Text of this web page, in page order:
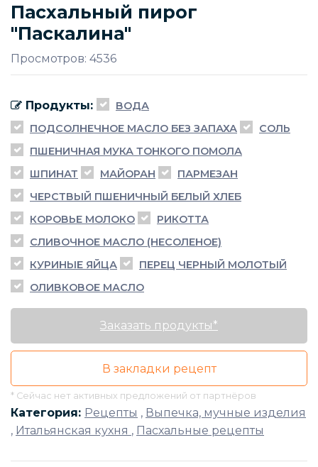
Пасхальный пирог
"Паскалина"
Просмотров: 4536
Продукты:
ВОДА
ПОДСОЛНЕЧНОЕ МАСЛО БЕЗ ЗАПАХА
СОЛЬ
ПШЕНИЧНАЯ МУКА ТОНКОГО ПОМОЛА
ШПИНАТ
МАЙОРАН
ПАРМЕЗАН
ЧЕРСТВЫЙ ПШЕНИЧНЫЙ БЕЛЫЙ ХЛЕБ
КОРОВЬЕ МОЛОКО
РИКОТТА
СЛИВОЧНОЕ МАСЛО (НЕСОЛЕНОЕ)
КУРИНЫЕ ЯЙЦА
ПЕРЕЦ ЧЕРНЫЙ МОЛОТЫЙ
ОЛИВКОВОЕ МАСЛО
Заказать продукты*
В закладки рецепт
* Сейчас нет активных предложений от партнёров
Категория: Рецепты , Выпечка, мучные изделия
, Итальянская кухня , Пасхальные рецепты